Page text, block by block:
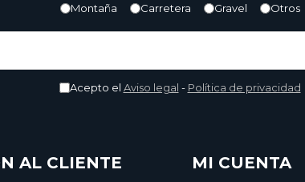
Montaña Carretera Gravel Otros
Acepto el Aviso legal - Política de privacidad
AL CLIENTE MI CUENTA